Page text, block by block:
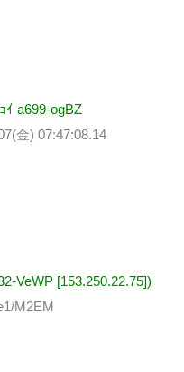
ｲ a699-ogBZ
金) 07:47:08.14
VeWP [153.250.22.75])
M2EM